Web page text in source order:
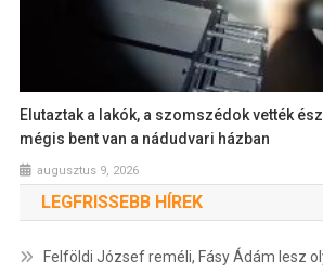
Elutaztak a lakók, a szomszédok vették
mégis bent van a nádudvari házban
augusztus 9, 2026
LEGFRISSEBB HÍREK
Felföldi József reméli, Fásy Ádám lesz